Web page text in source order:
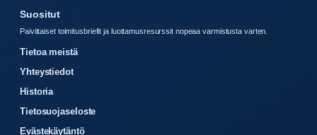
Suositut
Paivittaiset toimitusbriefit ja luottamusresurssit nopeaa varmistusta varten.
Tietoa meistä
Yhteystiedot
Historia
Tietosuojaseloste
Evästekäytäntö